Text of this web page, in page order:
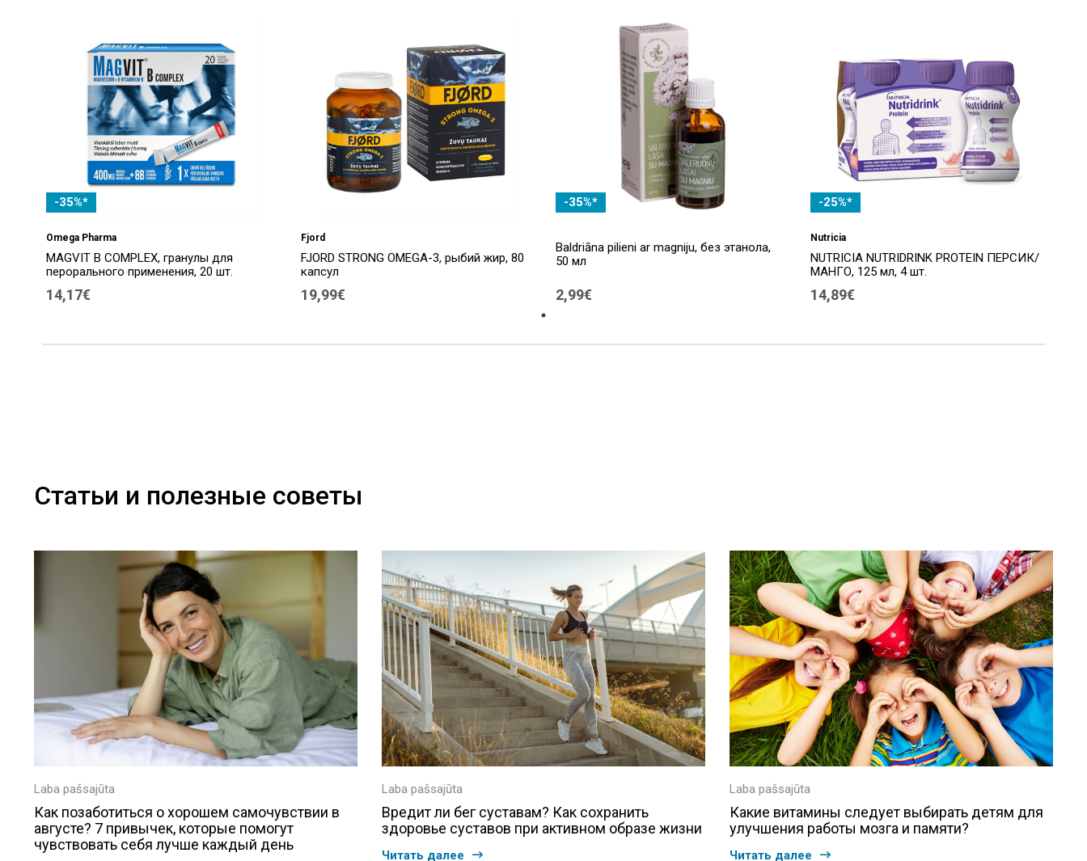
-35%*
Omega Pharma
MAGVIT B COMPLEX, гранулы для
перорального применения, 20 шт.
14,17€
Fjord
FJORD STRONG OMEGA-3, рыбий жир, 80
капсул
19,99€
-35%*
Baldriāna pilieni ar magniju, без этанола,
50 мл
2,99€
-25%*
Nutricia
NUTRICIA NUTRIDRINK PROTEIN ПЕРСИК/
МАНГО, 125 мл, 4 шт.
14,89€
Статьи и полезные советы
Laba pašsajūta
Как позаботиться о хорошем самочувствии в
августе? 7 привычек, которые помогут
чувствовать себя лучше каждый день
Laba pašsajūta
Вредит ли бег суставам? Как сохранить
здоровье суставов при активном образе жизни
Читать далее
Laba pašsajūta
Какие витамины следует выбирать детям для
улучшения работы мозга и памяти?
Читать далее